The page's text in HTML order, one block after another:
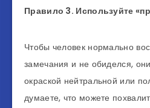
Правило 3. Используйте «
Чтобы человек нормально
замечания и не обиделся,
окраской нейтральной или
думаете, что можете